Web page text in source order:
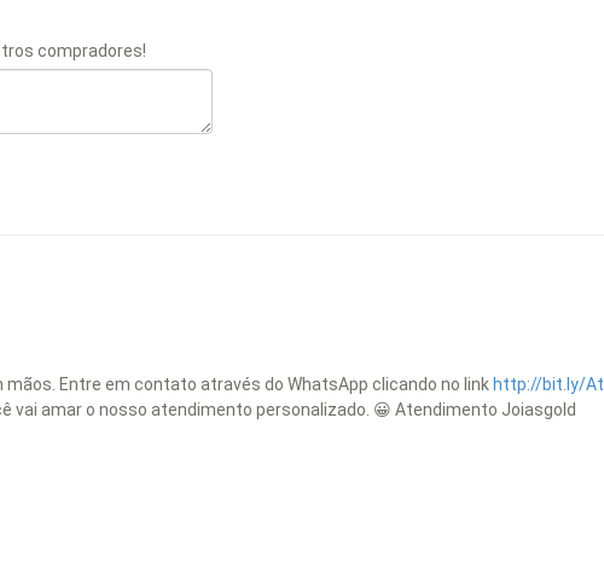
compradores!
Entre em contato através do WhatsApp clicando no link http://bit.ly/
vai amar o nosso atendimento personalizado. 😀 Atendimento Joiasgold